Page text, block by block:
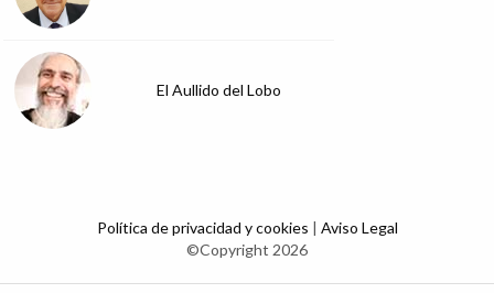
El Aullido del Lobo
Política de privacidad y cookies | Aviso Legal
©Copyright 2026